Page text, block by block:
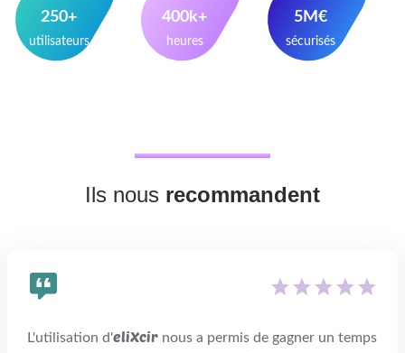
250+
utilisateurs
400k+
heures
5M€
sécurisés
Ils nous recommandent
L'utilisation d'eliXcir nous a permis de gagner un temps